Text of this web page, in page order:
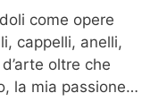
come opere
cappelli, anelli,
oltre che
la mia passione…